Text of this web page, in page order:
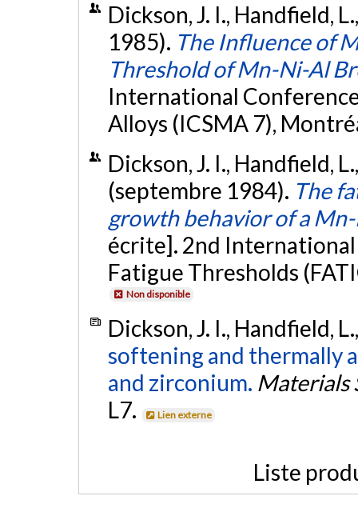
Dickson, J. I., Handfield,
1985). The Influence of
Threshold of Mn-Ni-Al
International
Alloys (ICSMA 7),
Dickson, J. I., Handfield,
(septembre 1984). The
growth behavior of a
écrite]. 2nd
Fatigue Thresholds
Non disponible
Dickson, J. I., Handfield,
softening and thermally
and zirconium. Materials
L7.
Lien externe
Liste